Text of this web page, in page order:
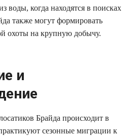
воды, когда находятся в поисках
также могут формировать
охоты на крупную добычу.
и
Брайда происходит в
сезонные миграции к